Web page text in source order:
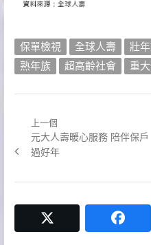
保單檢視 全球人壽 壯
熟年族
超高齡社會 重
章
導
覽
上一個
Previous
post:
元大人壽暖心服務 陪伴保戶
過好年